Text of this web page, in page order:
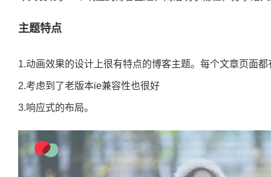
主题特点
1.动画效果的设计上很有特点的博客主题。 每个文章页面都
2.考虑到了老版本ie兼容性也很好
3.响应式的布局。